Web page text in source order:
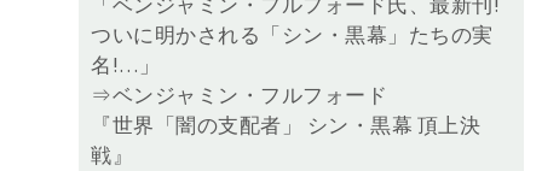
ついに明かされる「シン・黒幕」たちの実
名!…」
⇒ベンジャミン・フルフォード
『世界「闇の支配者」 シン・黒幕 頂上決
戦』